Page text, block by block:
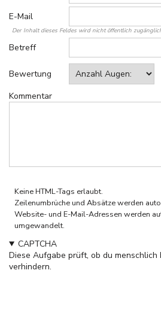
E-Mail
Der Inhalt dieses Feldes wird nicht öffentlich
Betreff
Bewertung
Kommentar
Keine HTML-Tags erlaubt.
Zeilenumbrüche und Absätze werden
Website- und E-Mail-Adressen werden
umgewandelt.
CAPTCHA
Diese Aufgabe prüft, ob du menschlich
verhindern.